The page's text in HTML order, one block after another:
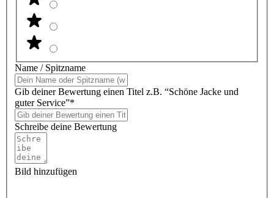
Name / Spitzname
Gib deiner Bewertung einen Titel z.B. “Schöne Jacke und
guter Service”*
Schreibe deine Bewertung
Bild hinzufügen